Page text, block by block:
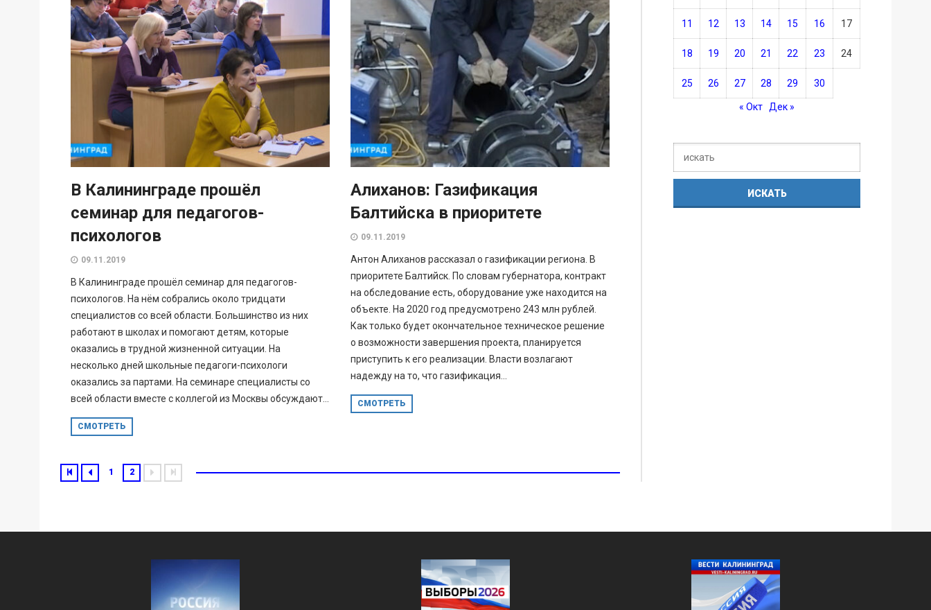
В Калининграде прошёл
семинар для педагогов-
психологов
09.11.2019
В Калининграде прошёл семинар для педагогов-
психологов. На нём собрались около тридцати
специалистов со всей области. Большинство из них
работают в школах и помогают детям, которые
оказались в трудной жизненной ситуации. На
несколько дней школьные педагоги-психологи
оказались за партами. На семинаре специалисты со
всей области вместе с коллегой из Москвы обсуждают...
СМОТРЕТЬ
Алиханов: Газификация
Балтийска в приоритете
09.11.2019
Антон Алиханов рассказал о газификации региона. В
приоритете Балтийск. По словам губернатора, контракт
на обследование есть, оборудование уже находится на
объекте. На 2020 год предусмотрено 243 млн рублей.
Как только будет окончательное техническое решение
о возможности завершения проекта, планируется
приступить к его реализации. Власти возлагают
надежду на то, что газификация...
СМОТРЕТЬ
1 2
11 12 13 14 15 16 17
18 19 20 21 22 23 24
25 26 27 28 29 30
« Окт Дек »